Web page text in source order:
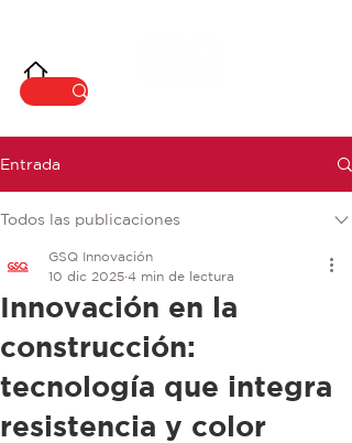
Entrada
Todos las publicaciones
Innovación en la
construcción:
tecnología que integra
resistencia y color
GSQ Innovación
10 dic 2025 4 min de lectura